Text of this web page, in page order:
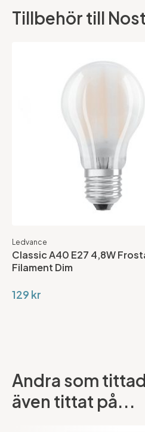
Tillbehör till
Ledvance
Classic A40 E27 4,8W
Filament Dim
129 kr
Andra som
även tittat på...